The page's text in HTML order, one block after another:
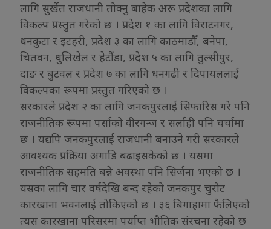
लागि सुर्खेत राजधानी तोक्नु बाहेक अरू प्रदेशका लागि
विकल्प प्रस्तुत गरेको छ । प्रदेश १ का लागि विराटनगर,
धनकुटा र इटहरी, प्रदेश ३ का लागि काठमाडौँ, बनेपा,
चितवन, धुलिखेल र हेटौंडा, प्रदेश ५ का लागि तुल्सीपुर,
दाङ र बुटवल र प्रदेश ७ का लागि धनगढी र दिपायललाई
विकल्पका रूपमा प्रस्तुत गरिएको छ ।
सरकारले प्रदेश २ का लागि जनकपुरलाई सिफारिस गरे पनि
राजनीतिक रूपमा पर्साको वीरगन्ज र सर्लाही पनि चर्चामा
छ । यद्यपि जनकपुरलाई राजधानी बनाउने गरी सरकारले
आवश्यक प्रक्रिया अगाडि बढाइसकेको छ । यसमा
राजनीतिक सहमति बन्ने अवस्था पनि सिर्जना भएको छ ।
यसका लागि चार वर्षदेखि बन्द रहेको जनकपुर चुरोट
कारखाना भवनलाई तोकिएको छ । ३६ बिगाहामा फैलिएको
त्यस कारखाना परिसरमा पर्याप्त भौतिक संरचना रहेको छ